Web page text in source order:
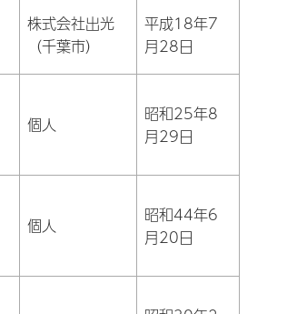
株式会社出光
（千葉市）
平成18年7
月28日
個人
昭和25年8
月29日
個人
昭和44年6
月20日